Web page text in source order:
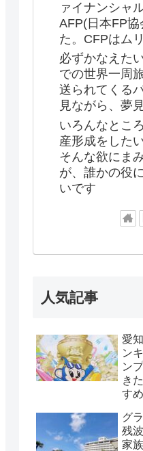
ァイナンシャ
AFP(日本FP協
た。CFPはム
必ずかなえた
での世界一周
送られてくる
見ながら、夢
いろんなとこ
産形成をした
そんな欲にま
が、誰かの役
いです
人気記事
愛
ン
ン
き
す
グ
残
家